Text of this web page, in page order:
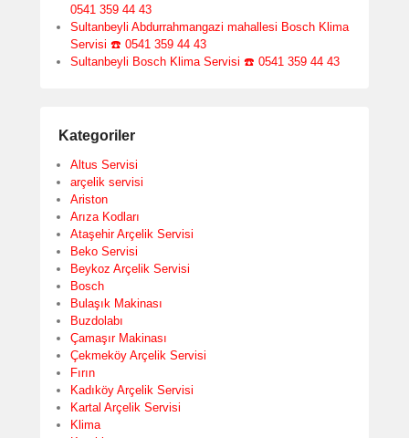
0541 359 44 43
Sultanbeyli Abdurrahmangazi mahallesi Bosch Klima
Servisi ☎️ 0541 359 44 43
Sultanbeyli Bosch Klima Servisi ☎️ 0541 359 44 43
Kategoriler
Altus Servisi
arçelik servisi
Ariston
Arıza Kodları
Ataşehir Arçelik Servisi
Beko Servisi
Beykoz Arçelik Servisi
Bosch
Bulaşık Makinası
Buzdolabı
Çamaşır Makinası
Çekmeköy Arçelik Servisi
Fırın
Kadıköy Arçelik Servisi
Kartal Arçelik Servisi
Klima